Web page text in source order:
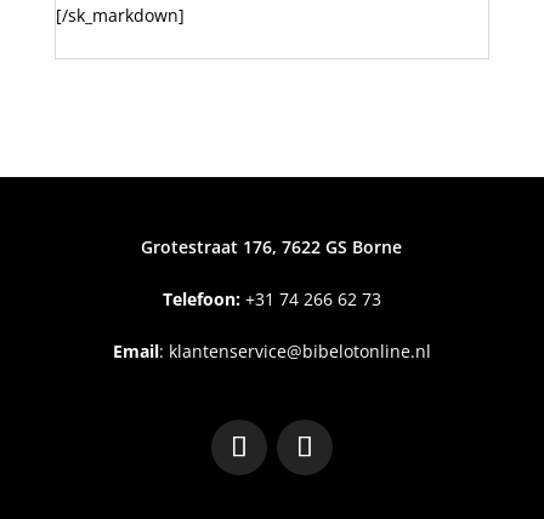
[/sk_markdown]
Grotestraat 176, 7622 GS Borne
Telefoon:+31 74 266 62 73
Email: klantenservice@bibelotonline.nl